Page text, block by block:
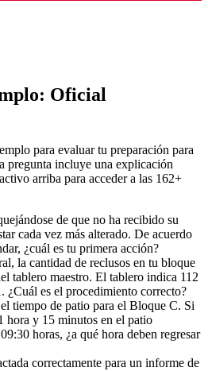
Oficial
para evaluar tu preparación para
pregunta incluye una explicación
arriba para acceder a las 162+
de que no ha recibido su
cada vez más alterado. De acuerdo
¿cuál es tu primera acción?
la cantidad de reclusos en tu bloque
tablero maestro. El tablero indica 112
¿Cuál es el procedimiento correcto?
tiempo de patio para el Bloque C. Si
hora y 15 minutos en el patio
horas, ¿a qué hora deben regresar
correctamente para un informe de